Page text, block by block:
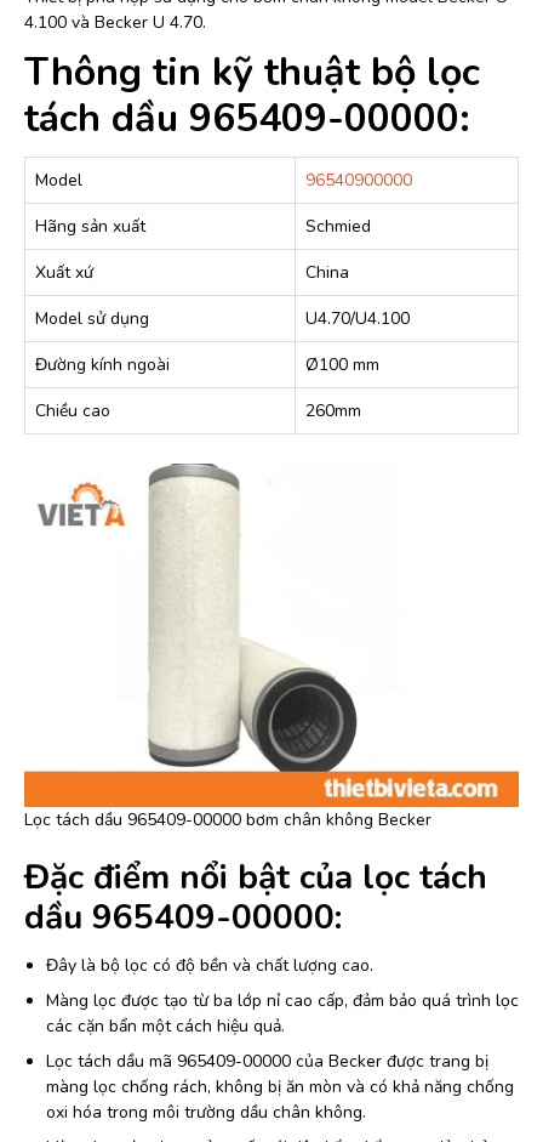
4.100 và Becker U 4.70.
Thông tin kỹ thuật bộ lọc
tách dầu 965409-00000:
Model
96540900000
Hãng sản xuất
Schmied
Xuất xứ
China
Model sử dụng
U4.70/U4.100
Đường kính ngoài
Ø100 mm
Chiều cao
260mm
Lọc tách dầu 965409-00000 bơm chân không Becker
Đặc điểm nổi bật của lọc tách
dầu 965409-00000:
Đây là bộ lọc có độ bền và chất lượng cao.
Màng lọc được tạo từ ba lớp nỉ cao cấp, đảm bảo quá trình lọc
các cặn bẩn một cách hiệu quả.
Lọc tách dầu mã 965409-00000 của Becker được trang bị
màng lọc chống rách, không bị ăn mòn và có khả năng chống
oxi hóa trong môi trường dầu chân không.